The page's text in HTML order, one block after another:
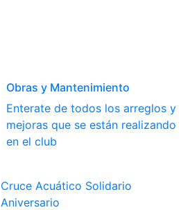
Obras y Mantenimiento
Enterate de todos los arreglos y
mejoras que se están realizando
en el club
Cruce Acuático Solidario
Aniversario